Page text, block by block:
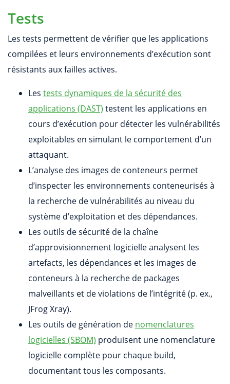
Tests
Les tests permettent de vérifier que les applications
compilées et leurs environnements d’exécution sont
résistants aux failles actives.
Les tests dynamiques de la sécurité des
applications (DAST) testent les applications en
cours d’exécution pour détecter les vulnérabilités
exploitables en simulant le comportement d’un
attaquant.
L’analyse des images de conteneurs permet
d’inspecter les environnements conteneurisés à
la recherche de vulnérabilités au niveau du
système d’exploitation et des dépendances.
Les outils de sécurité de la chaîne
d’approvisionnement logicielle analysent les
artefacts, les dépendances et les images de
conteneurs à la recherche de packages
malveillants et de violations de l’intégrité (p. ex.,
JFrog Xray).
Les outils de génération de nomenclatures
logicielles (SBOM) produisent une nomenclature
logicielle complète pour chaque build,
documentant tous les composants.